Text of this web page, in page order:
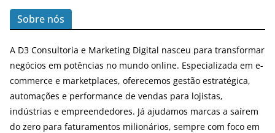
Sobre nós
A D3 Consultoria e Marketing Digital nasceu para transformar
negócios em potências no mundo online. Especializada em e-
commerce e marketplaces, oferecemos gestão estratégica,
automações e performance de vendas para lojistas,
indústrias e empreendedores. Já ajudamos marcas a saírem
do zero para faturamentos milionários, sempre com foco em